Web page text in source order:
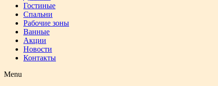
Гостиные
Спальни
Рабочие зоны
Ванные
Акции
Новости
Контакты
Menu